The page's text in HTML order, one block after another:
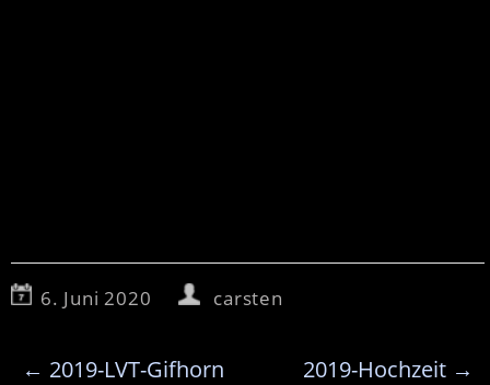
6. Juni 2020 carsten
← 2019-LVT-Gifhorn 2019-Hochzeit →